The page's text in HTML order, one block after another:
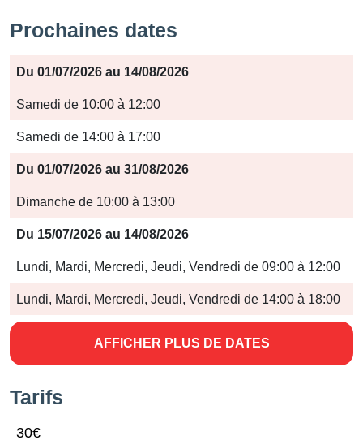
Prochaines dates
Période
Jours
Horaires
Du 01/07/2026 au 14/08/2026
Samedi de 10:00 à 12:00
Samedi de 14:00 à 17:00
Du 01/07/2026 au 31/08/2026
Dimanche de 10:00 à 13:00
Du 15/07/2026 au 14/08/2026
Lundi, Mardi, Mercredi, Jeudi, Vendredi de 09:00 à 12:00
Lundi, Mardi, Mercredi, Jeudi, Vendredi de 14:00 à 18:00
AFFICHER PLUS DE DATES
Tarifs
30€